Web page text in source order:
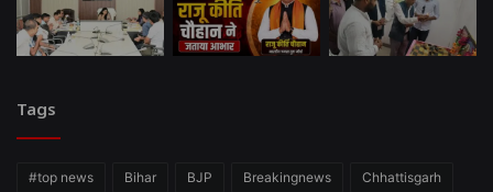
Tags
#top news Bihar BJP Breakingnews Chhattisgarh